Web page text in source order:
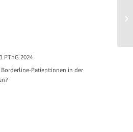
PThG 2024
Borderline-Patient:innen in der